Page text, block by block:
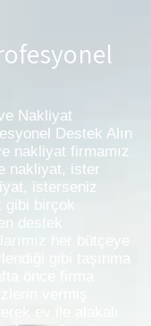
Nakliyat
Destek Alın
nakliyat firmamız
nakliyat, ister
isterseniz
gibi birçok
destek
her bütçeye
vermiş
ev ile alakalı